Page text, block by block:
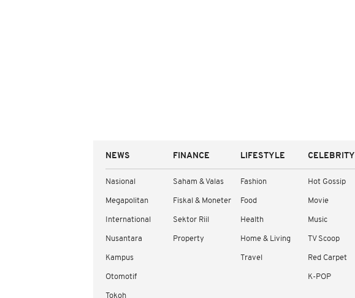
NEWS
Nasional
Megapolitan
International
Nusantara
Kampus
Otomotif
Tokoh
FINANCE
Saham & Valas
Fiskal & Moneter
Sektor Riil
Property
LIFESTYLE
Fashion
Food
Health
Home & Living
Travel
CELEBRITY
Hot Gossip
Movie
Music
TV Scoop
Red Carpet
K-POP